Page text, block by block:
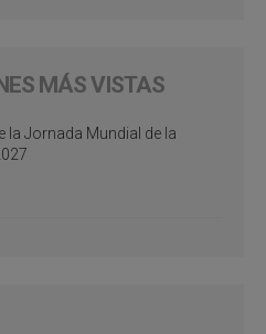
MÁS VISTAS
la Jornada Mundial de la